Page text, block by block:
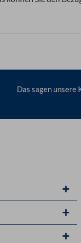
Das sagen unsere